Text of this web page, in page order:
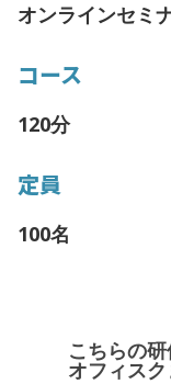
オンラインセミ
コース
120分
定員
100名
こちらの研
オフィスク